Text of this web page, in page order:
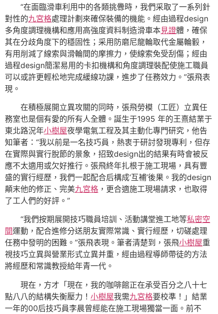
“在面臨滑車利用中的各類挑釁時，我們采取了一系列針
對性的九宮格處理計劃來確保裝備的機能。經由過程design
多角度調理機構和應用高強度資料制造滑車本見證體，確保
其在分歧角度下的穩固性；采用防磨尼龍輪取代金屬輪轂，
有用削減了線索與滑輪間的摩擦力，使線索免受刮傷；經由
過程design簡潔易用的卡扣機構和角度調理裝配使施工職員
可以或許更輕松地完成緩線功課，進步了任務效力。”張飛表
現。
在積極展開立異攻關的同時，張飛勞模（工匠）立異任
務室也是個有愛的所有人全體。誕生于1995 年的王熹結業于
東北路況年小樹屋夜學電氣工程及其主動化專門研究，他告
知筆者：“我以前是一名技巧員，熱衷于研討發現專利，但存
在實際與實行脫節的景象，招致design出的結果有時會被反
應不太適用或欠好推行。張飛終年扎根于施工現場，具有豐
盛的實行經歷，我們一起配合后構成‘互補’後果。我的design
顛末他的修正、完美九宮格 ，更合適施工現場請求，也取得
了工人們的好評。”
“我們按期展開技巧職員培訓、活動講堂進工地等私密空
間運動，配合進修分送朋友實際常識、實行經歷，切磋處理
任務中發明的困難。”張飛表現。筆者清楚到，張飛小樹屋重
視技巧立異與營業形式立異并重，經由過程導師帶徒的方法
將經歷和常識教授給年青一代。
現在，方才「現在，我的咖啡館正在承受百分之八十七
點八八的結構失衡壓力！ 小樹屋我需九宮格要校準！」結業
一年的00后技巧員李晨曾經能在施工現場獨當一面。前不